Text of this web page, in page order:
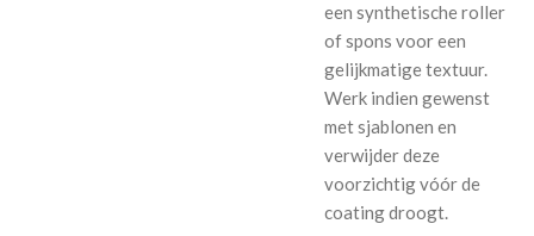
een synthetische roller
of spons voor een
gelijkmatige textuur.
Werk indien gewenst
met sjablonen en
verwijder deze
voorzichtig vóór de
coating droogt.